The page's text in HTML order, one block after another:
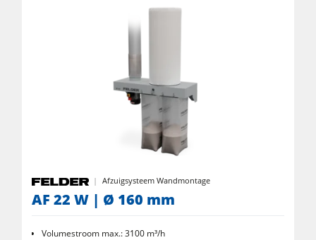
Afzuigsysteem Wandmontage
AF 22 W | Ø 160 mm
Volumestroom max.: 3100 m³/h